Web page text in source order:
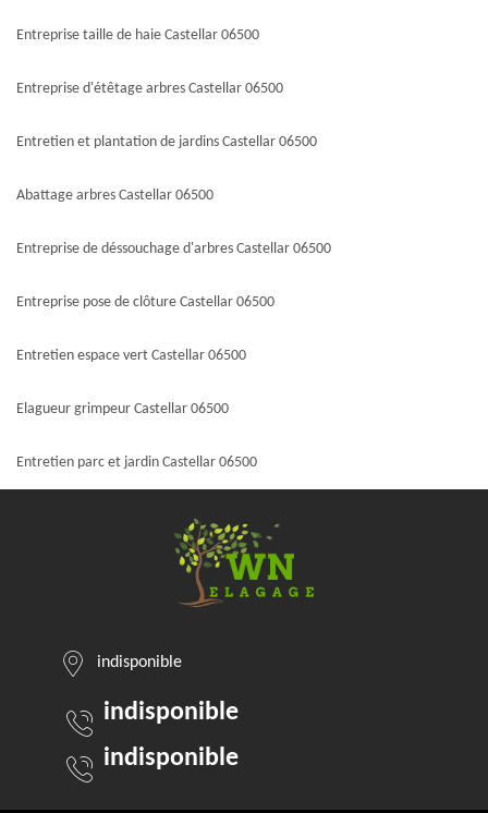
Entreprise taille de haie Castellar 06500
Entreprise d'étêtage arbres Castellar 06500
Entretien et plantation de jardins Castellar 06500
Abattage arbres Castellar 06500
Entreprise de déssouchage d'arbres Castellar 06500
Entreprise pose de clôture Castellar 06500
Entretien espace vert Castellar 06500
Elagueur grimpeur Castellar 06500
Entretien parc et jardin Castellar 06500
indisponible
indisponible
indisponible